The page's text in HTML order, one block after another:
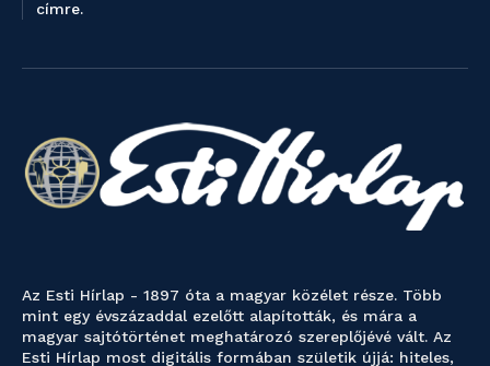
címre.
Az Esti Hírlap - 1897 óta a magyar közélet része. Több
mint egy évszázaddal ezelőtt alapították, és mára a
magyar sajtótörténet meghatározó szereplőjévé vált. Az
Esti Hírlap most digitális formában születik újjá: hiteles,